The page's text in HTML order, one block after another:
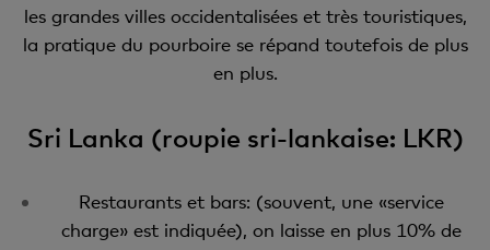
les grandes villes occidentalisées et très touristiques,
la pratique du pourboire se répand toutefois de plus
en plus.
Sri Lanka (roupie sri-lankaise: LKR)
Restaurants et bars: (souvent, une «service
charge» est indiquée), on laisse en plus 10% de